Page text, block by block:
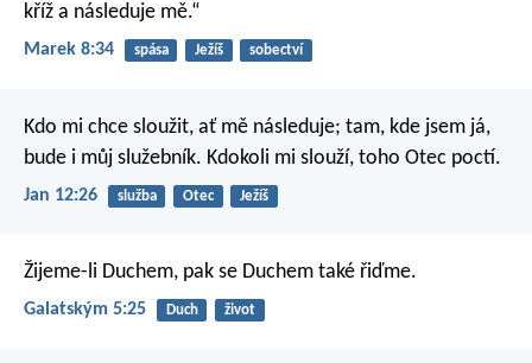
kříž a následuje mě.“
Marek 8:34 spása Ježíš sobectví
Kdo mi chce sloužit, ať mě následuje; tam, kde jsem já,
bude i můj služebník. Kdokoli mi slouží, toho Otec poctí.
Jan 12:26 služba Otec Ježíš
Žijeme-li Duchem, pak se Duchem také řiďme.
Galatským 5:25 Duch život